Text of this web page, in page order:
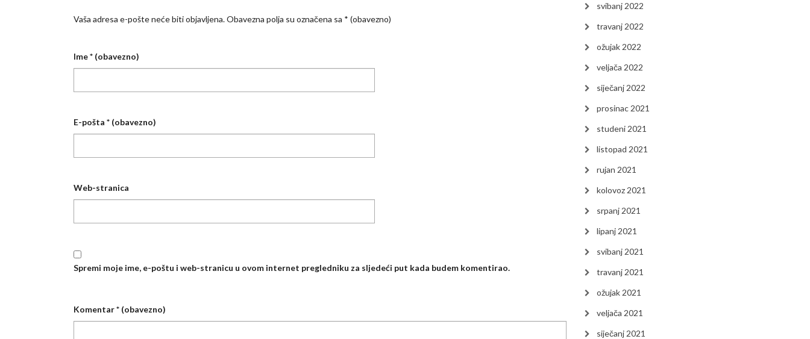
Vaša adresa e-pošte neće biti objavljena.Obavezna polja su označena sa * (obavezno)
Ime* (obavezno)
E-pošta * (obavezno)
Web-stranica
Spremi moje ime, e-poštu i web-stranicu u ovom internet pregledniku za sljedeći put kada budem komentirao.
Komentar* (obavezno)
svibanj 2022
travanj 2022
ožujak 2022
veljača 2022
siječanj 2022
prosinac 2021
studeni 2021
listopad 2021
rujan 2021
kolovoz 2021
srpanj 2021
lipanj 2021
svibanj 2021
travanj 2021
ožujak 2021
veljača 2021
siječanj 2021